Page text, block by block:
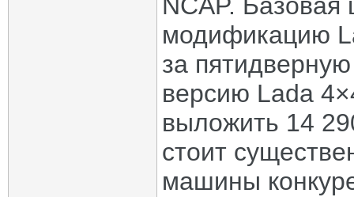
NCAP. Базовая
модификацию
за
версию Lada
выложить 14
стоит
машины